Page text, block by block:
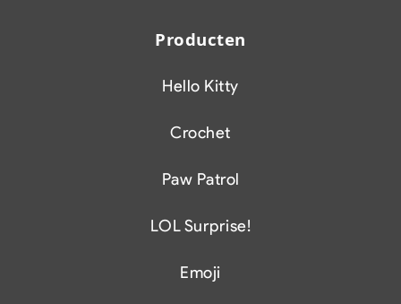
Producten
Hello Kitty
Crochet
Paw Patrol
LOL Surprise!
Emoji